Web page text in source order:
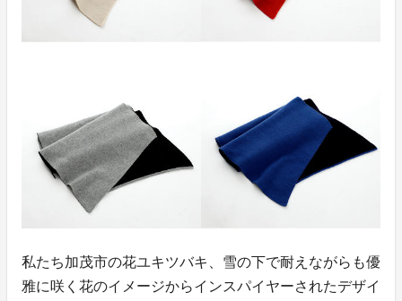
私たち加茂市の花ユキツバキ、雪の下で耐えながらも優
雅に咲く花のイメージからインスパイヤーされたデザイ